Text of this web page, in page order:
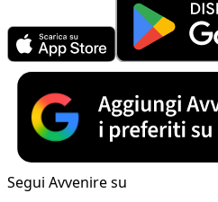
Segui Avvenire su